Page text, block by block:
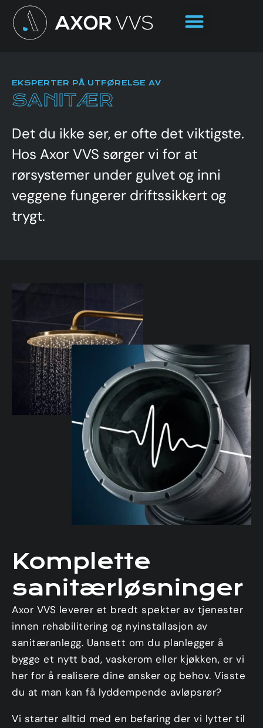
EKSPERTER PÅ UTFØRELSE AV
SANITÆR
Det du ikke ser, er ofte det viktigste.
Hos Axor VVS sørger vi for at
rørsystemer under gulvet og inni
veggene fungerer driftssikkert og
trygt.
Komplette
sanitærløsninger
Axor VVS leverer et bredt spekter av tjenester
innen rehabilitering og nyinstallasjon av
sanitæranlegg. Uansett om du planlegger å
bygge et nytt bad, vaskerom eller kjøkken, er vi
her for å realisere dine ønsker og behov. Visste
du at man kan få lyddempende avløpsrør?
Vi starter alltid med en befaring der vi lytter til